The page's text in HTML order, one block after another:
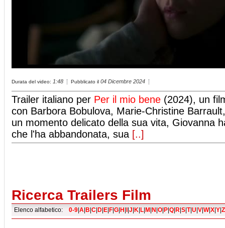
Durata del video: 1:48 Pubblicato il 04 Dicembre 2024
Trailer italiano per Per il mio bene (2024), un
con Barbora Bobulova, Marie-Christine
un momento delicato della sua vita, Giovanna
che l'ha abbandonata, sua [..]
Ricerca Trailers Film
Elenco alfabetico: 0-9|A|B|C|D|E|F|G|H|I|J|K|L|M|N|O|P|Q|R|S|T|U|V|W|X|Y|Z